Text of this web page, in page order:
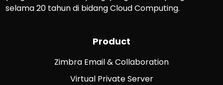
selama 20 tahun di bidang Cloud Computing.
Product
Zimbra Email & Collaboration
Virtual Private Server